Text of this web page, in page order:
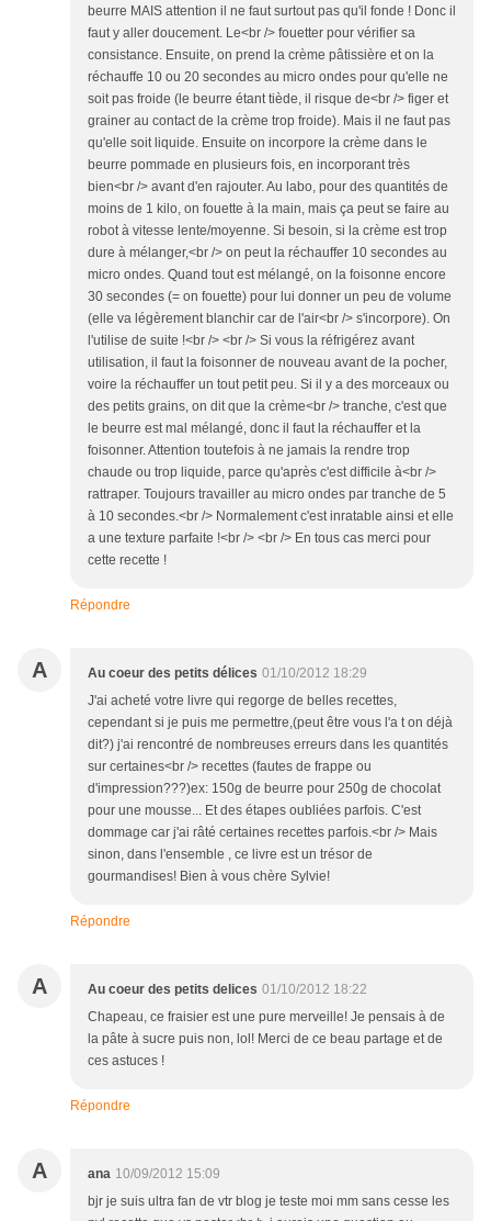
beurre MAIS attention il ne faut surtout pas qu'il fonde ! Donc il
faut y aller doucement. Le<br /> fouetter pour vérifier sa
consistance. Ensuite, on prend la crème pâtissière et on la
réchauffe 10 ou 20 secondes au micro ondes pour qu'elle ne
soit pas froide (le beurre étant tiède, il risque de<br /> figer et
grainer au contact de la crème trop froide). Mais il ne faut pas
qu'elle soit liquide. Ensuite on incorpore la crème dans le
beurre pommade en plusieurs fois, en incorporant très
bien<br /> avant d'en rajouter. Au labo, pour des quantités de
moins de 1 kilo, on fouette à la main, mais ça peut se faire au
robot à vitesse lente/moyenne. Si besoin, si la crème est trop
dure à mélanger,<br /> on peut la réchauffer 10 secondes au
micro ondes. Quand tout est mélangé, on la foisonne encore
30 secondes (= on fouette) pour lui donner un peu de volume
(elle va légèrement blanchir car de l'air<br /> s'incorpore). On
l'utilise de suite !<br /> <br /> Si vous la réfrigérez avant
utilisation, il faut la foisonner de nouveau avant de la pocher,
voire la réchauffer un tout petit peu. Si il y a des morceaux ou
des petits grains, on dit que la crème<br /> tranche, c'est que
le beurre est mal mélangé, donc il faut la réchauffer et la
foisonner. Attention toutefois à ne jamais la rendre trop
chaude ou trop liquide, parce qu'après c'est difficile à<br />
rattraper. Toujours travailler au micro ondes par tranche de 5
à 10 secondes.<br /> Normalement c'est inratable ainsi et elle
a une texture parfaite !<br /> <br /> En tous cas merci pour
cette recette !
Répondre
A Au coeur des petits délices 01/10/2012 18:29
J'ai acheté votre livre qui regorge de belles recettes,
cependant si je puis me permettre,(peut être vous l'a t on déjà
dit?) j'ai rencontré de nombreuses erreurs dans les quantités
sur certaines<br /> recettes (fautes de frappe ou
d'impression???)ex: 150g de beurre pour 250g de chocolat
pour une mousse... Et des étapes oubliées parfois. C'est
dommage car j'ai râté certaines recettes parfois.<br /> Mais
sinon, dans l'ensemble , ce livre est un trésor de
gourmandises! Bien à vous chère Sylvie!
Répondre
A Au coeur des petits delices 01/10/2012 18:22
Chapeau, ce fraisier est une pure merveille! Je pensais à de
la pâte à sucre puis non, lol! Merci de ce beau partage et de
ces astuces !
Répondre
A ana 10/09/2012 15:09
bjr je suis ultra fan de vtr blog je teste moi mm sans cesse les